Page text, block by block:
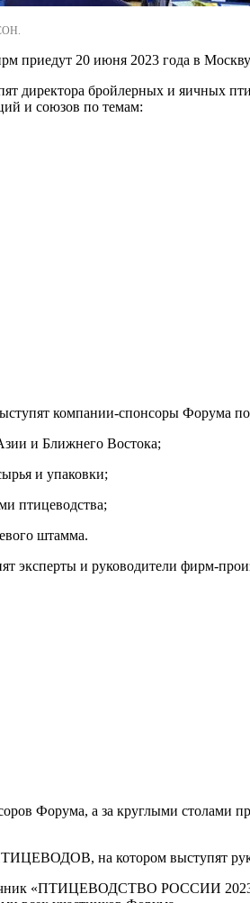
приедут 20 июня 2023 года
бройлерных и яичных
и союзов по темам:
компании-спонсоры Форума по
и Ближнего Востока;
и упаковки;
птицеводства;
штамма.
и руководители фирм-
а за круглыми столами
на котором выступят
«ПТИЦЕВОДСТВО РОССИИ